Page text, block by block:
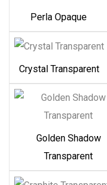
Perla Opaque
Crystal Transparent
Golden Shadow
Transparent